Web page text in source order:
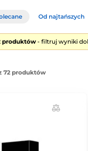
Od najtańszych
produktów - filtruj wyniki
72 produktów